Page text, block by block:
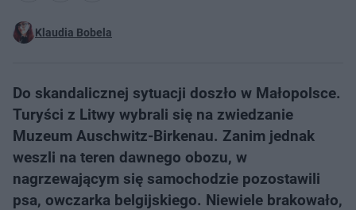
Klaudia Bobela
Do skandalicznej sytuacji doszło w Małopolsce.
Turyści z Litwy wybrali się na zwiedzanie
Muzeum Auschwitz-Birkenau. Zanim jednak
weszli na teren dawnego obozu, w
nagrzewającym się samochodzie pozostawili
psa, owczarka belgijskiego. Niewiele brakowało,